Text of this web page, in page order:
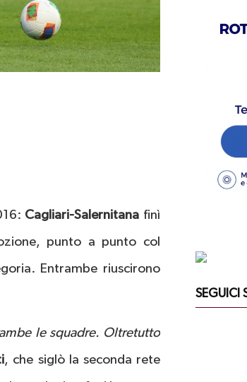
Cagliari-Salernitana finì
punto a punto col
Entrambe riuscirono
le squadre. Oltretutto
, che siglò la seconda rete
SEGUICI